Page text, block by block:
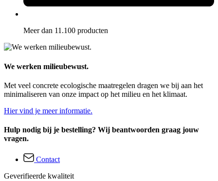
Meer dan 11.100 producten
We werken milieubewust.
Met veel concrete ecologische maatregelen dragen we bij aan het
minimaliseren van onze impact op het milieu en het klimaat.
Hier vind je meer informatie.
Hulp nodig bij je bestelling? Wij beantwoorden graag jouw
vragen.
Contact
Geverifieerde kwaliteit